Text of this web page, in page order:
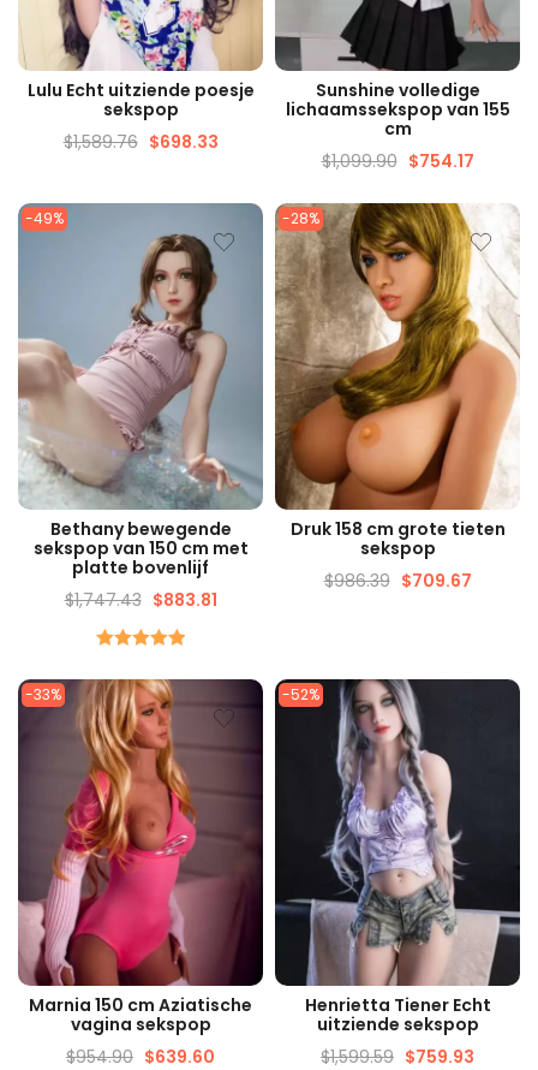
SNELLE WEERGAVE
Lulu Echt uitziende poesje
sekspop
$1,589.76 $698.33
SNELLE WEERGAVE
Sunshine volledige
lichaamssekspop van 155
cm
$1,099.90 $754.17
-49%
SNELLE WEERGAVE
Bethany bewegende
sekspop van 150 cm met
platte bovenlijf
$1,747.43 $883.81
5.00Van de
5
-28%
SNELLE WEERGAVE
Druk 158 cm grote tieten
sekspop
$986.39 $709.67
-33%
SNELLE WEERGAVE
Marnia 150 cm Aziatische
vagina sekspop
$954.90 $639.60
-52%
SNELLE WEERGAVE
Henrietta Tiener Echt
uitziende sekspop
$1,599.59 $759.93